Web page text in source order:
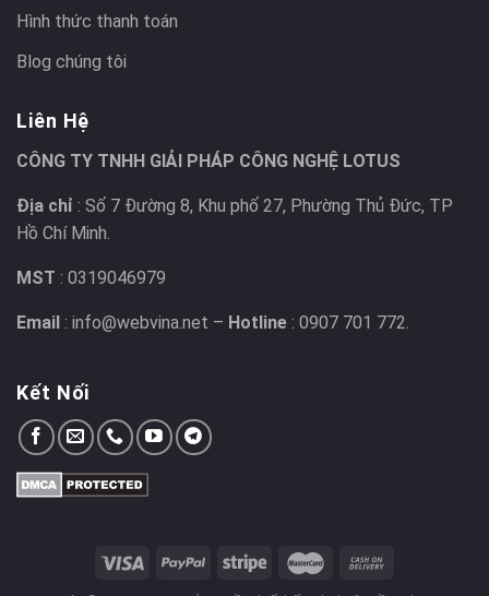
Hình thức thanh toán
Blog chúng tôi
Liên Hệ
CÔNG TY TNHH GIẢI PHÁP CÔNG NGHỆ LOTUS
Địa chỉ : Số 7 Đường 8, Khu phố 27, Phường Thủ Đức, TP
Hồ Chí Minh.
MST : 0319046979
Email : info@webvina.net – Hotline : 0907 701 772.
Kết Nối